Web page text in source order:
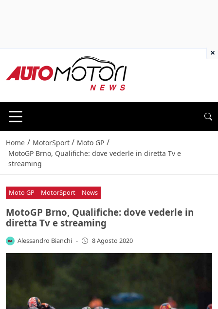
Home / MotorSport / Moto GP /
MotoGP Brno, Qualifiche: dove vederle in diretta Tv e
streaming
Moto GP MotorSport News
MotoGP Brno, Qualifiche: dove vederle in
diretta Tv e streaming
Alessandro Bianchi - 8 Agosto 2020
×